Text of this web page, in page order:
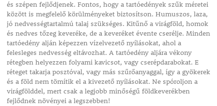
és szépen fejlődjenek. Fontos, hogy a tartóedények szűk méretei
között is megfelelő körülményeket biztosítson. Humuszos, laza,
jó nedvességtartalmú talaj szükséges. Kitűnő a virágföld, homok
és nedves tőzeg keveréke, de a keveréket évente cserélje. Minden
tartóedény alján képezzen vízelvezető nyílásokat, ahol a
felesleges nedvesség eltávozhat. A tartóedény aljára vékony
rétegben helyezzen folyami kavicsot, vagy cserépdarabokat. E
réteget takarja posztóval, vagy más szűrőanyaggal, így a gyökerek
és a föld nem tömítik el a kivezető nyílásokat. Ne spóroljon a
virágfölddel, mert csak a legjobb minőségű földkeverékben
fejlődnek növényei a legszebben!